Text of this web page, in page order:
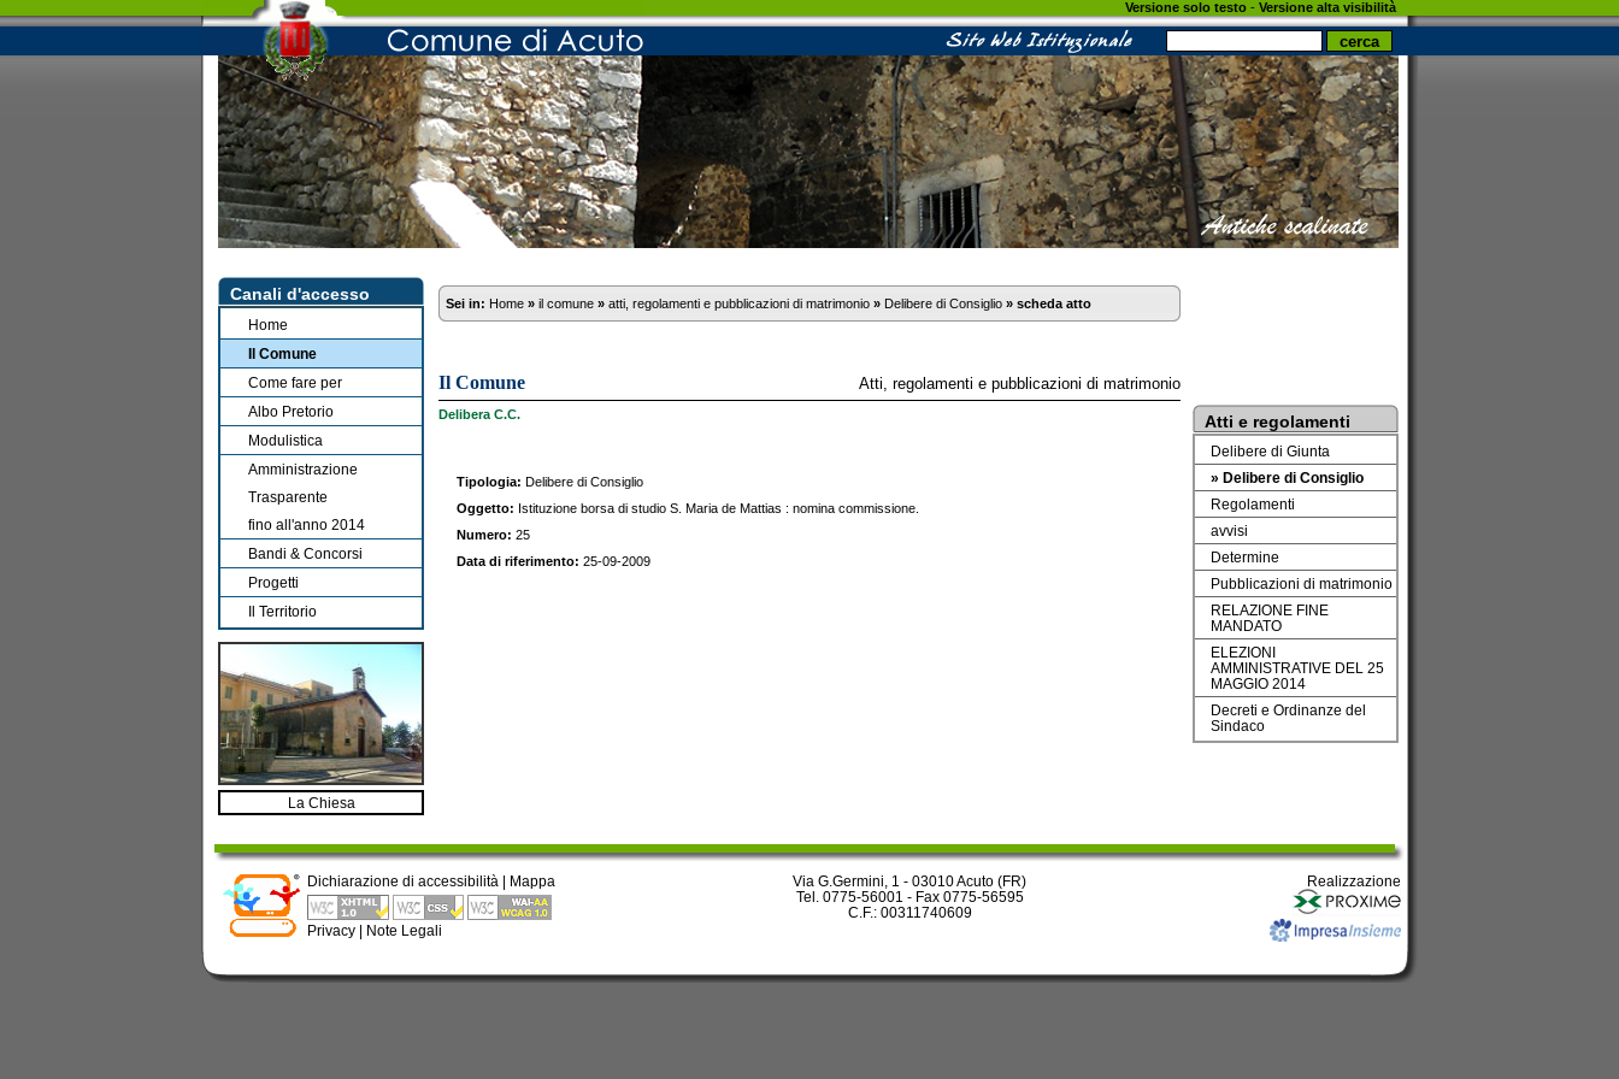
Versione solo testo - Versione alta visibilità
Canali d'accesso
Home
Il Comune
Come fare per
Albo Pretorio
Modulistica
Amministrazione
Trasparente
fino all'anno 2014
Bandi & Concorsi
Progetti
Il Territorio
La Chiesa
Atti e regolamenti
Delibere di Giunta
» Delibere di Consiglio
Regolamenti
avvisi
Determine
Pubblicazioni di matrimonio
RELAZIONE FINE
MANDATO
ELEZIONI
AMMINISTRATIVE DEL 25
MAGGIO 2014
Decreti e Ordinanze del
Sindaco
Sei in: Home » il comune » atti, regolamenti e pubblicazioni di matrimonio » Delibere di Consiglio » scheda atto
Il Comune Atti, regolamenti e pubblicazioni di matrimonio
Delibera C.C.
Tipologia: Delibere di Consiglio
Oggetto: Istituzione borsa di studio S. Maria de Mattias : nomina commissione.
Numero: 25
Data di riferimento: 25-09-2009
Dichiarazione di accessibilità | Mappa
Privacy | Note Legali
Via G.Germini, 1 - 03010 Acuto (FR)
Tel. 0775-56001 - Fax 0775-56595
C.F.: 00311740609
Realizzazione